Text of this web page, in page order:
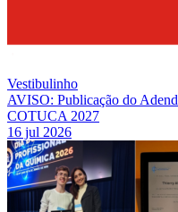
Vestibulinho
AVISO: Publicação do
COTUCA 2027
16 jul 2026